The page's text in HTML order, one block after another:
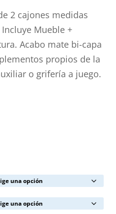
2 cajones medidas
Mueble +
Acabo mate bi-capa
propios de la
o grifería a juego.